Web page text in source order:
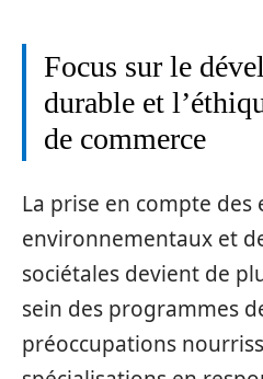
Focus sur le
durable et
de commerce
La prise en compte des
environnementaux et
sociétales devient de
sein des programmes
préoccupations